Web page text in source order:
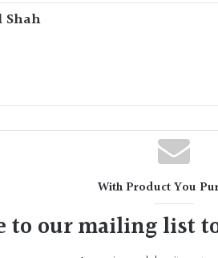
Shah
With Product You
to our mailing list